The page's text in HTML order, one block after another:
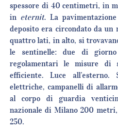
spessore di 40 centimetri, in
in eternit. La
deposito era circondato da
quattro lati, in alto, si
le sentinelle: due di
regolamentari le misure di
efficiente. Luce all’esterno.
elettriche, campanelli di
al corpo di guardia
nazionale di Milano 200
250.